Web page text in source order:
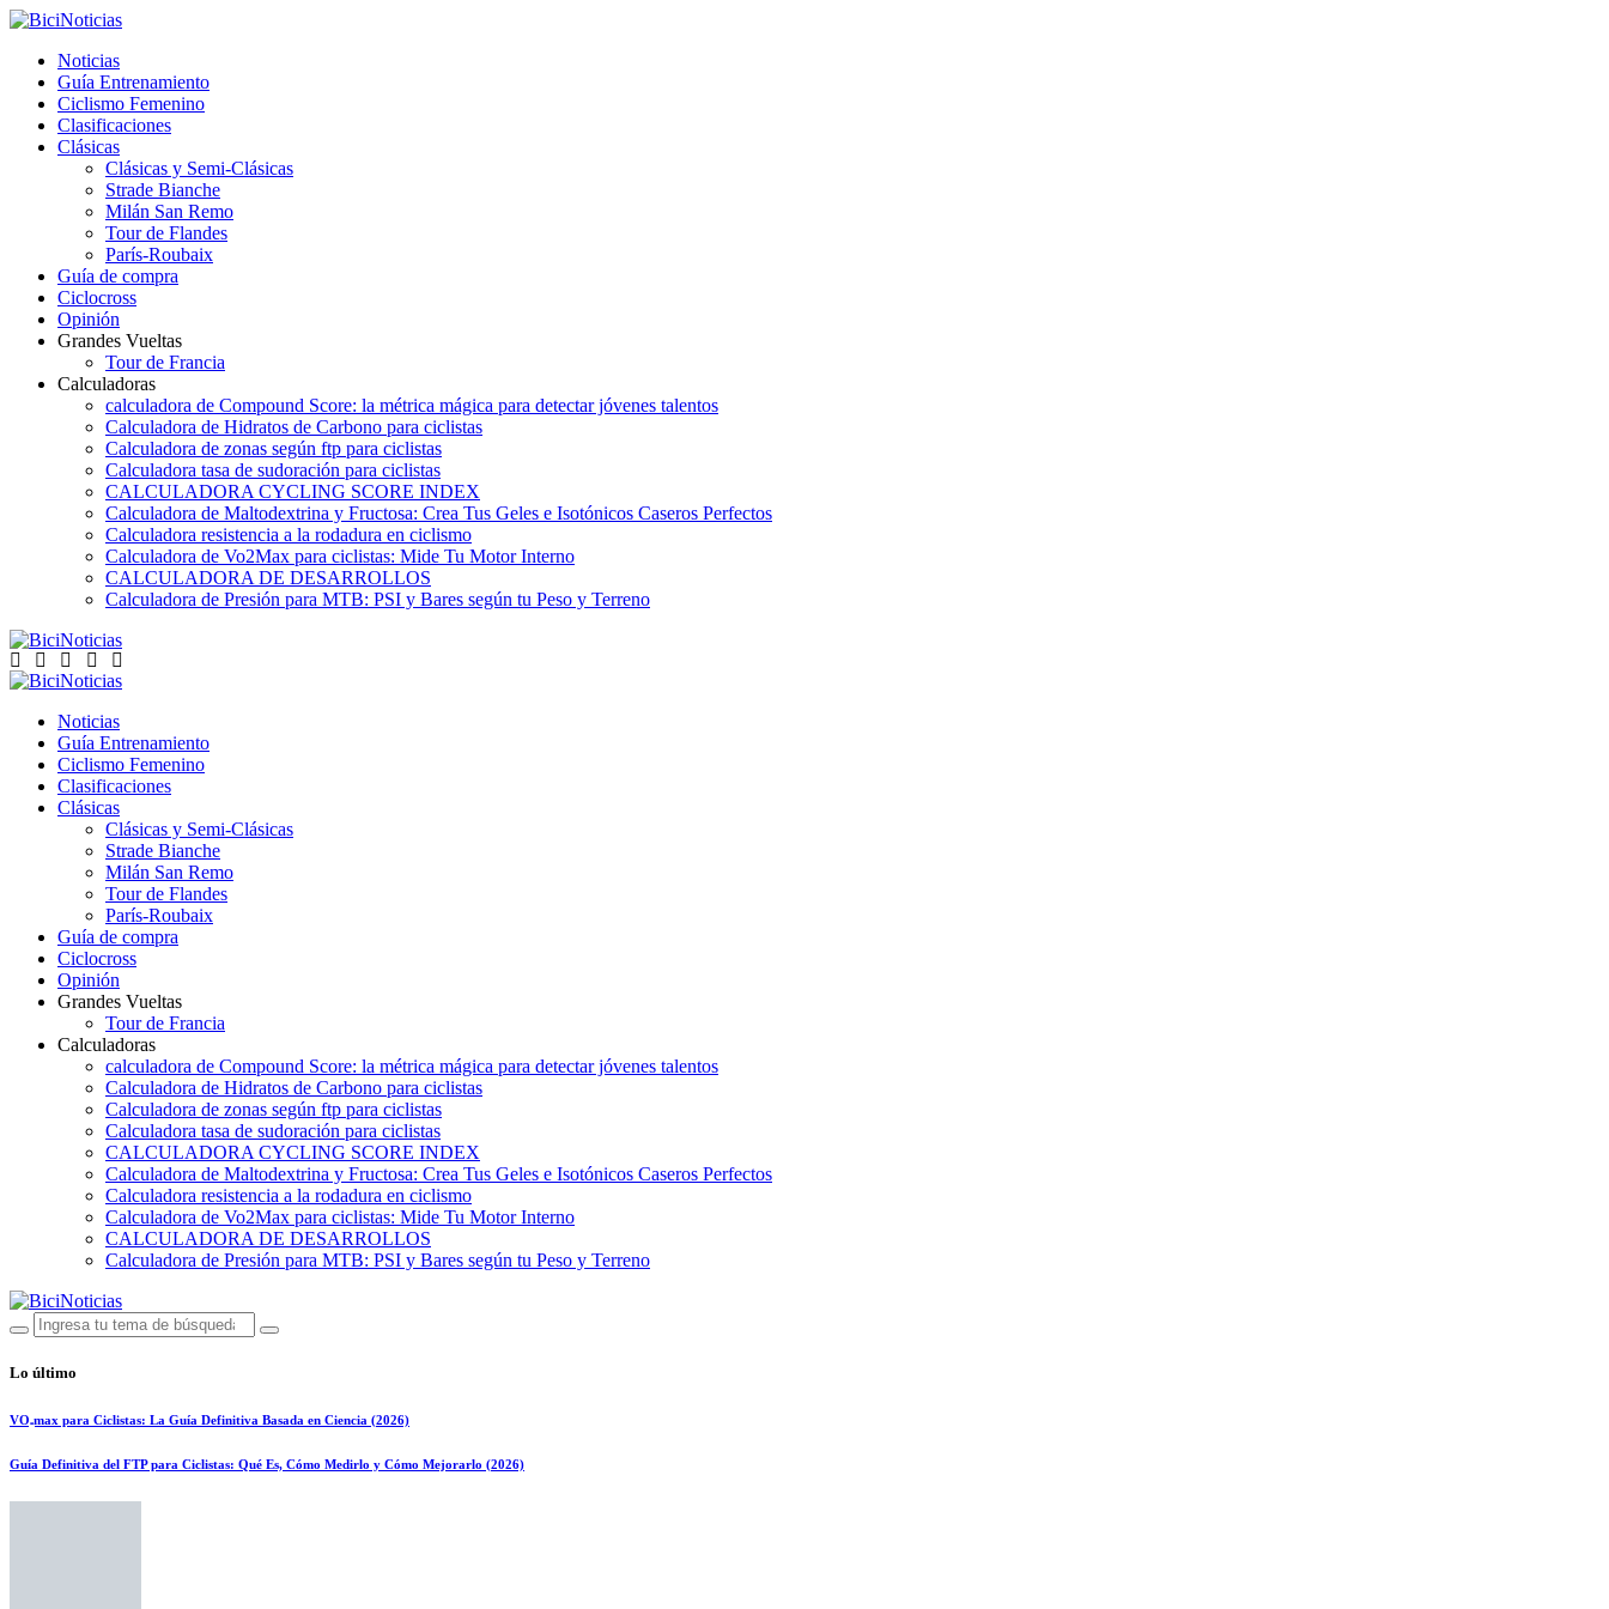
Noticias
Guía Entrenamiento
Ciclismo Femenino
Clasificaciones
Clásicas
Clásicas y Semi-Clásicas
Strade Bianche
Milán San Remo
Tour de Flandes
París-Roubaix
Guía de compra
Ciclocross
Opinión
Grandes Vueltas
Tour de Francia
Calculadoras
calculadora de Compound Score: la métrica mágica para detectar jóvenes talentos
Calculadora de Hidratos de Carbono para ciclistas
Calculadora de zonas según ftp para ciclistas
Calculadora tasa de sudoración para ciclistas
CALCULADORA CYCLING SCORE INDEX
Calculadora de Maltodextrina y Fructosa: Crea Tus Geles e Isotónicos Caseros Perfectos
Calculadora resistencia a la rodadura en ciclismo
Calculadora de Vo2Max para ciclistas: Mide Tu Motor Interno
CALCULADORA DE DESARROLLOS
Calculadora de Presión para MTB: PSI y Bares según tu Peso y Terreno
Noticias
Guía Entrenamiento
Ciclismo Femenino
Clasificaciones
Clásicas
Clásicas y Semi-Clásicas
Strade Bianche
Milán San Remo
Tour de Flandes
París-Roubaix
Guía de compra
Ciclocross
Opinión
Grandes Vueltas
Tour de Francia
Calculadoras
calculadora de Compound Score: la métrica mágica para detectar jóvenes talentos
Calculadora de Hidratos de Carbono para ciclistas
Calculadora de zonas según ftp para ciclistas
Calculadora tasa de sudoración para ciclistas
CALCULADORA CYCLING SCORE INDEX
Calculadora de Maltodextrina y Fructosa: Crea Tus Geles e Isotónicos Caseros Perfectos
Calculadora resistencia a la rodadura en ciclismo
Calculadora de Vo2Max para ciclistas: Mide Tu Motor Interno
CALCULADORA DE DESARROLLOS
Calculadora de Presión para MTB: PSI y Bares según tu Peso y Terreno
Lo último
VO₂max para Ciclistas: La Guía Definitiva Basada en Ciencia (2026)
Guía Definitiva del FTP para Ciclistas: Qué Es, Cómo Medirlo y Cómo Mejorarlo (2026)